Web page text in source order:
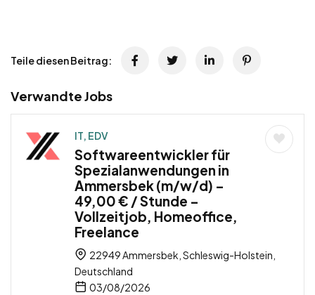
Teile diesen Beitrag:
Verwandte Jobs
IT, EDV
Softwareentwickler für
Spezialanwendungen in
Ammersbek (m/w/d) –
49,00 € / Stunde –
Vollzeitjob, Homeoffice,
Freelance
22949 Ammersbek, Schleswig-Holstein,
Deutschland
03/08/2026